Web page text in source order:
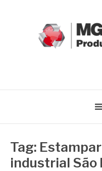
Tag:
industrial São